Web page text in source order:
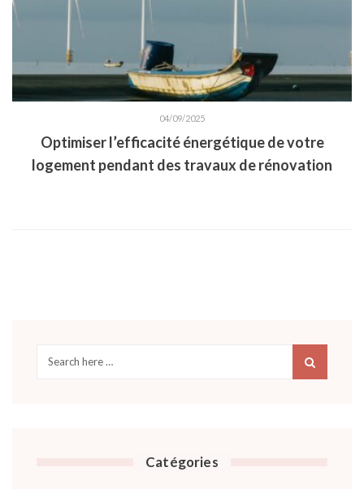
04/09/2025
Optimiser l’efficacité énergétique de votre
logement pendant des travaux de rénovation
Catégories